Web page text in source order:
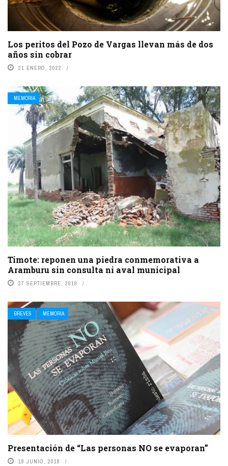
Los peritos del Pozo de Vargas llevan más de dos
años sin cobrar
21 ENERO, 2022
MEMORIA
Timote: reponen una piedra conmemorativa a
Aramburu sin consulta ni aval municipal
27 SEPTIEMBRE, 2019
BREVES MEMORIA
Presentación de “Las personas NO se evaporan”
18 JUNIO, 2018